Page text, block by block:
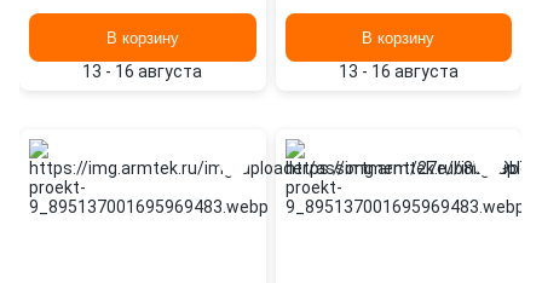
VIGILANT ST-7/V
В корзину
13 - 16 августа
(черная кожа)В корзину
13 - 16 августа